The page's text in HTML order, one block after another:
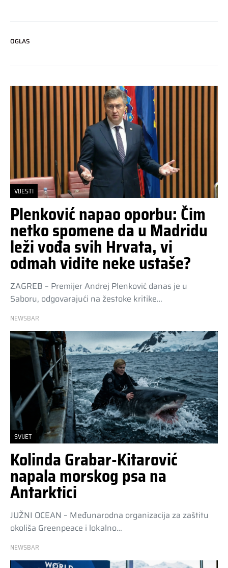
OGLAS
VIJESTI
Plenković napao oporbu: Čim
netko spomene da u Madridu
leži vođa svih Hrvata, vi
odmah vidite neke ustaše?
ZAGREB – Premijer Andrej Plenković danas je u
Saboru, odgovarajući na žestoke kritike…
NEWSBAR
SVIJET
Kolinda Grabar-Kitarović
napala morskog psa na
Antarktici
JUŽNI OCEAN – Međunarodna organizacija za zaštitu
okoliša Greenpeace i lokalno…
NEWSBAR